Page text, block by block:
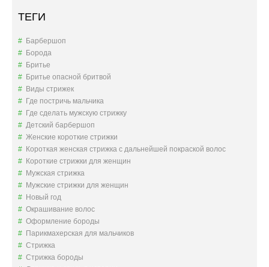
ТЕГИ
Барбершоп
Борода
Бритье
Бритье опасной бритвой
Виды стрижек
Где постричь мальчика
Где сделать мужскую стрижку
Детский барбершоп
Женские короткие стрижки
Короткая женская стрижка с дальнейшей покраской волос
Короткие стрижки для женщин
Мужская стрижка
Мужские стрижки для женщин
Новый год
Окрашивание волос
Оформление бороды
Парикмахерская для мальчиков
Стрижка
Стрижка бороды